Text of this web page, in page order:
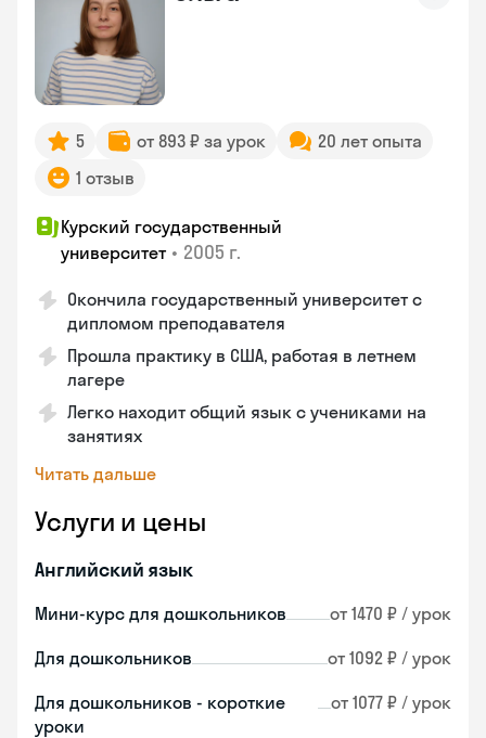
5 от 893 ₽ за урок
20 лет опыта
1 отзыв
Курский государственный
университет • 2005 г.
Окончила государственный университет с
дипломом преподавателя
Прошла практику в США, работая в летнем
лагере
Легко находит общий язык с учениками на
занятиях
Читать дальше
Услуги и цены
Английский язык
Мини-курс для дошкольников от 1470 ₽ / урок
Для дошкольников от 1092 ₽ / урок
Для дошкольников - короткие
уроки
от 1077 ₽ / урок